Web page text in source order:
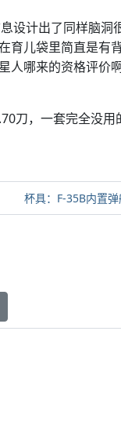
设计出了同样脑洞
儿袋里简直是有
哪来的资格评价
刀，一套完全没用
杯具：F-35B内置